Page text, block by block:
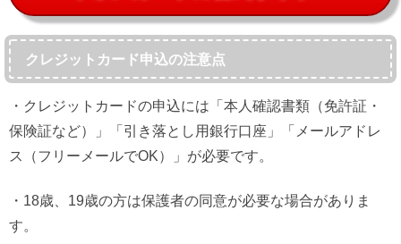
クレジットカード申込の注意点
・クレジットカードの申込には「本人確認書類（免許証・
保険証など）」「引き落とし用銀行口座」「メールアドレ
ス（フリーメールでOK）」が必要です。
・18歳、19歳の方は保護者の同意が必要な場合がありま
す。